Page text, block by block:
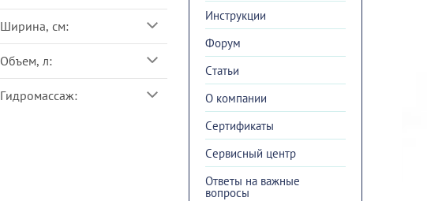
Инструкции
Форум
Cтатьи
О компании
Сертификаты
Сервисный центр
Ответы на важные
вопросы
Ширина, см:
Объем, л:
Гидромассаж: